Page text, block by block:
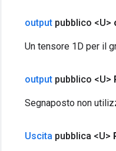
output pubblico <U>
Un tensore 1D per il
output pubblico <U>
Segnaposto non
Uscita pubblica <U>